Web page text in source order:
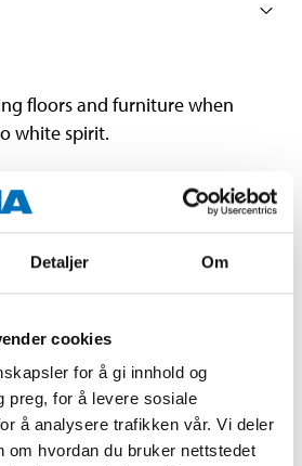
Detaljer Om
cookies
for å gi innhold og
preg, for å levere sosiale
å analysere trafikken vår. Vi deler
om hvordan du bruker nettstedet
floors and furniture when
white spirit.
6 µm
20 m²